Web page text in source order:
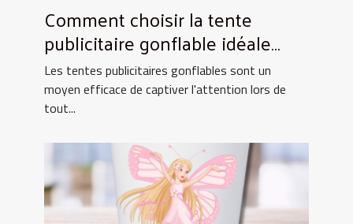
Comment choisir la tente
publicitaire gonflable idéale
pour vos événements
Les tentes publicitaires gonflables sont un
moyen efficace de captiver l'attention lors de
tout...